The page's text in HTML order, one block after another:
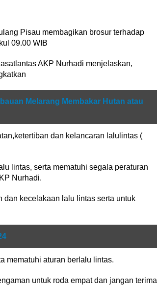
Pisau membagikan brosur terhadap
09.00 WIB
AKP Nurhadi menjelaskan,
Melarang Membakar Hutan atau
dan kelancaran lalulintas (
lintas, serta mematuhi segala peraturan
Nurhadi.
dan kecelakaan lalu lintas serta untuk
mematuhi aturan berlalu lintas.
untuk roda empat dan jangan terima